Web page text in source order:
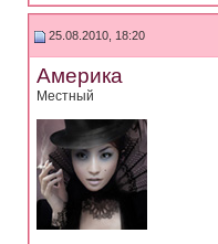
25.08.2010, 18:20
Америка
Местный